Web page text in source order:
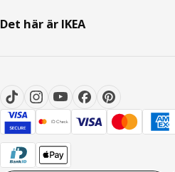
Det här är IKEA